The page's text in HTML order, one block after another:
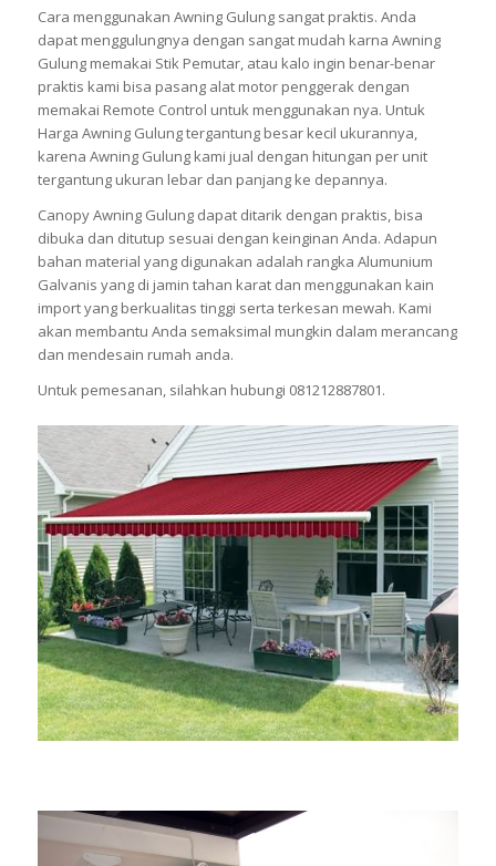
Cara menggunakan Awning Gulung sangat praktis. Anda
dapat menggulungnya dengan sangat mudah karna Awning
Gulung memakai Stik Pemutar, atau kalo ingin benar-benar
praktis kami bisa pasang alat motor penggerak dengan
memakai Remote Control untuk menggunakan nya. Untuk
Harga Awning Gulung tergantung besar kecil ukurannya,
karena Awning Gulung kami jual dengan hitungan per unit
tergantung ukuran lebar dan panjang ke depannya.
Canopy Awning Gulung dapat ditarik dengan praktis, bisa
dibuka dan ditutup sesuai dengan keinginan Anda. Adapun
bahan material yang digunakan adalah rangka Alumunium
Galvanis yang di jamin tahan karat dan menggunakan kain
import yang berkualitas tinggi serta terkesan mewah. Kami
akan membantu Anda semaksimal mungkin dalam merancang
dan mendesain rumah anda.
Untuk pemesanan, silahkan hubungi 081212887801.